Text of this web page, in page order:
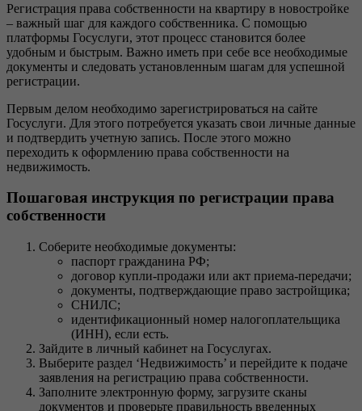
Регистрация права собственности на квартиру в новостройке
– важный шаг для каждого собственника. С помощью
платформы Госуслуги, этот процесс становится более
удобным и быстрым. Важно иметь при себе все необходимые
документы и следовать установленным шагам для успешной
регистрации.
Первым делом необходимо зарегистрироваться на сайте
Госуслуги. Для этого потребуется указать свои личные данные
и подтвердить учетную запись. После этого можно
переходить к оформлению права собственности на
недвижимость.
Пошаговая инструкция по регистрации права
собственности
Соберите необходимые документы:
паспорт гражданина РФ;
договор купли-продажи или акт приема-передачи;
документы, подтверждающие право застройщика;
СНИЛС;
идентификационный номер налогоплательщика
(ИНН), если есть.
Зайдите в личный кабинет на Госуслугах.
Выберите раздел ‘Недвижимость’ и перейдите к подаче
заявления на регистрацию права собственности.
Заполните электронную форму, загрузите сканы
документов и проверьте правильность введенных